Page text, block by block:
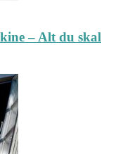
– Alt du skal